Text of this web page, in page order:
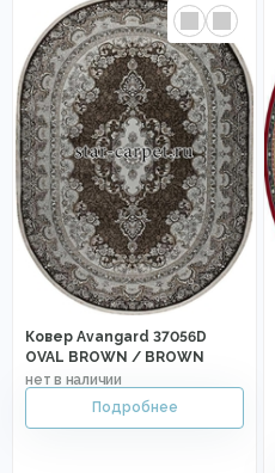
Ковер Avangard 37056D
OVAL BROWN / BROWN